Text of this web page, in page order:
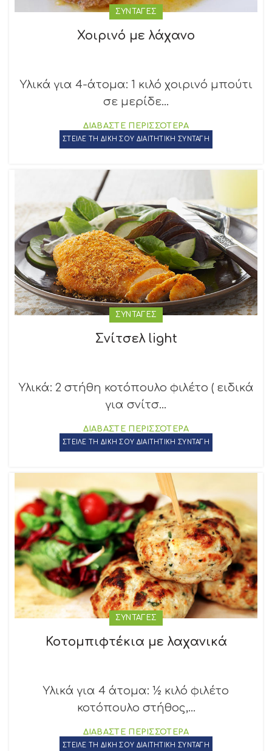
ΣΥΝΤΑΓΕΣ
Χοιρινό με λάχανο
Υλικά για 4-άτομα: 1 κιλό χοιρινό μπούτι
σε μερίδε...
ΔΙΑΒΑΣΤΕ ΠΕΡΙΣΣΟΤΕΡΑ
ΣΤΕΙΛΕ ΤΗ ΔΙΚΗ ΣΟΥ ΔΙΑΙΤΗΤΙΚΗ ΣΥΝΤΑΓΗ
ΣΥΝΤΑΓΕΣ
Σνίτσελ light
Υλικά: 2 στήθη κοτόπουλο φιλέτο ( ειδικά
για σνίτσ...
ΔΙΑΒΑΣΤΕ ΠΕΡΙΣΣΟΤΕΡΑ
ΣΤΕΙΛΕ ΤΗ ΔΙΚΗ ΣΟΥ ΔΙΑΙΤΗΤΙΚΗ ΣΥΝΤΑΓΗ
ΣΥΝΤΑΓΕΣ
Κοτομπιφτέκια με λαχανικά
Υλικά για 4 άτομα: ½ κιλό φιλέτο
κοτόπουλο στήθος,...
ΔΙΑΒΑΣΤΕ ΠΕΡΙΣΣΟΤΕΡΑ
ΣΤΕΙΛΕ ΤΗ ΔΙΚΗ ΣΟΥ ΔΙΑΙΤΗΤΙΚΗ ΣΥΝΤΑΓΗ